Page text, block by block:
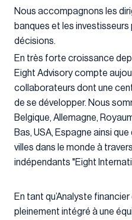
Nous accompagnons les
banques et les
décisions.
En très forte croissance
Eight Advisory compte
collaborateurs dont une
de se développer. Nous
Belgique, Allemagne,
Bas, USA, Espagne ainsi
villes dans le monde à
indépendants "Eight
En tant qu’Analyste
pleinement intégré à une